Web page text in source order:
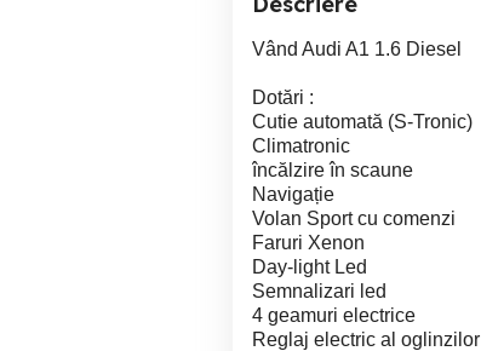
Vând Audi A1 1.6 Diesel
Dotări :
Cutie automată (S-Tronic)
Climatronic
încălzire în scaune
Navigație
Volan Sport cu comenzi
Faruri Xenon
Day-light Led
Semnalizari led
4 geamuri electrice
Reglaj electric al oglinzilor